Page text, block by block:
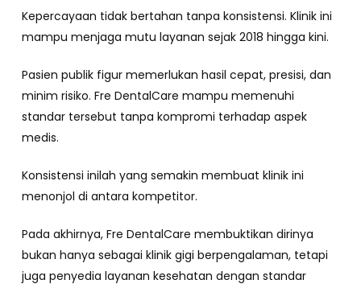
Kepercayaan tidak bertahan tanpa konsistensi. Klinik ini
mampu menjaga mutu layanan sejak 2018 hingga kini.
Pasien publik figur memerlukan hasil cepat, presisi, dan
minim risiko. Fre DentalCare mampu memenuhi
standar tersebut tanpa kompromi terhadap aspek
medis.
Konsistensi inilah yang semakin membuat klinik ini
menonjol di antara kompetitor.
Pada akhirnya, Fre DentalCare membuktikan dirinya
bukan hanya sebagai klinik gigi berpengalaman, tetapi
juga penyedia layanan kesehatan dengan standar